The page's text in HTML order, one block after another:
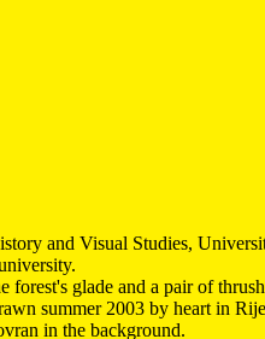
and Visual Studies,
glade and a pair of
summer 2003 by heart in
in the background.